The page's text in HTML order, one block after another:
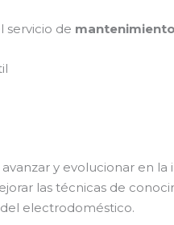
servicio de
y evolucionar en la
las técnicas de
electrodoméstico.